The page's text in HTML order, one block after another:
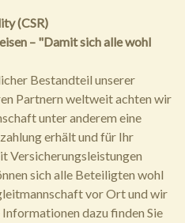
(CSR)
– "Damit sich alle wohl
Bestandteil unserer
Partnern weltweit achten wir
unter anderem eine
erhält und für Ihr
Versicherungsleistungen
sich alle Beteiligten wohl
vor Ort und wir
dazu finden Sie